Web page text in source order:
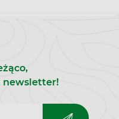
newsletter!